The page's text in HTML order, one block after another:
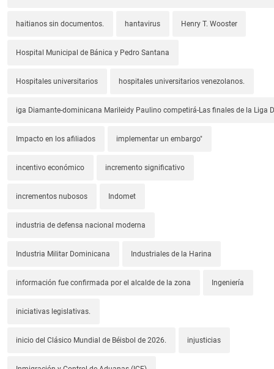
haitianos sin documentos. hantavirus Henry T. Wooster
Hospital Municipal de Bánica y Pedro Santana
Hospitales universitarios hospitales universitarios venezolanos.
iga Diamante-dominicana Marileidy Paulino competirá-Las finales de la Liga
Impacto en los afiliados implementar un embargo"
incentivo económico incremento significativo
incrementos nubosos Indomet
industria de defensa nacional moderna
Industria Militar Dominicana Industriales de la Harina
información fue confirmada por el alcalde de la zona Ingeniería
iniciativas legislativas.
inicio del Clásico Mundial de Béisbol de 2026. injusticias